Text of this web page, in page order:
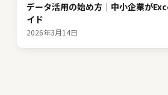
データ活用の始め方｜中小企業が
イド
2026年3月14日